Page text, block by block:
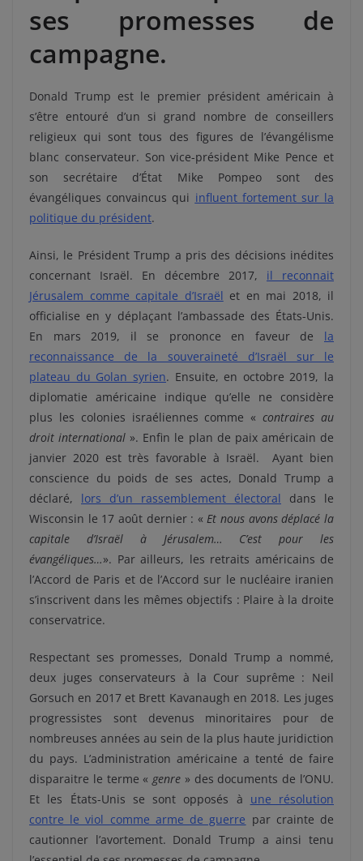
ses promesses de
campagne.
Donald Trump est le premier président américain à
s’être entouré d’un si grand nombre de conseillers
religieux qui sont tous des figures de l’évangélisme
blanc conservateur. Son vice-président Mike Pence et
son secrétaire d’État Mike Pompeo sont des
évangéliques convaincus qui influent fortement sur la
politique du président.
Ainsi, le Président Trump a pris des décisions inédites
concernant Israël. En décembre 2017, il reconnait
Jérusalem comme capitale d’Israël et en mai 2018, il
officialise en y déplaçant l’ambassade des États-Unis.
En mars 2019, il se prononce en faveur de la
reconnaissance de la souveraineté d’Israël sur le
plateau du Golan syrien. Ensuite, en octobre 2019, la
diplomatie américaine indique qu’elle ne considère
plus les colonies israéliennes comme «contraires au
droit international ». Enfin le plan de paix américain de
janvier 2020 est très favorable à Israël. Ayant bien
conscience du poids de ses actes, Donald Trump a
déclaré, lors d’un rassemblement électoral dans le
Wisconsin le 17 août dernier : « Et nous avons déplacé la
capitale d’Israël à Jérusalem…
C’est pour les
évangéliques…». Par ailleurs, les retraits américains de
l’Accord de Paris et de l’Accord sur le nucléaire iranien
s’inscrivent dans les mêmes objectifs : Plaire à la droite
conservatrice.
Respectant ses promesses, Donald Trump a nommé,
deux juges conservateurs à la Cour suprême : Neil
Gorsuch en 2017 et Brett Kavanaugh en 2018. Les juges
progressistes sont devenus minoritaires pour de
nombreuses années au sein de la plus haute juridiction
du pays. L’administration américaine a tenté de faire
disparaitre le terme « genre » des documents de l’ONU.
Et les États-Unis se sont opposés à une résolution
contre le viol comme arme de guerre par crainte de
cautionner l’avortement. Donald Trump a ainsi tenu